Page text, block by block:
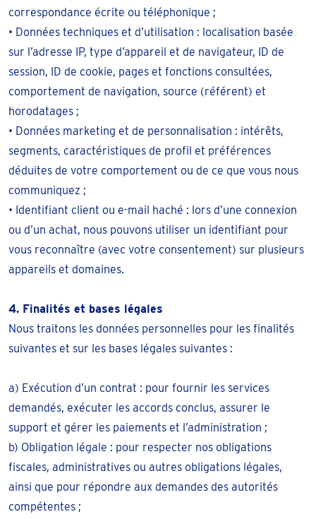
correspondance écrite ou téléphonique ;
• Données techniques et d’utilisation : localisation basée
sur l’adresse IP, type d’appareil et de navigateur, ID de
session, ID de cookie, pages et fonctions consultées,
comportement de navigation, source (référent) et
horodatages ;
• Données marketing et de personnalisation : intérêts,
segments, caractéristiques de profil et préférences
déduites de votre comportement ou de ce que vous nous
communiquez ;
• Identifiant client ou e-mail haché : lors d’une connexion
ou d’un achat, nous pouvons utiliser un identifiant pour
vous reconnaître (avec votre consentement) sur plusieurs
appareils et domaines.
4. Finalités et bases légales
Nous traitons les données personnelles pour les finalités
suivantes et sur les bases légales suivantes :
a) Exécution d’un contrat : pour fournir les services
demandés, exécuter les accords conclus, assurer le
support et gérer les paiements et l’administration ;
b) Obligation légale : pour respecter nos obligations
fiscales, administratives ou autres obligations légales,
ainsi que pour répondre aux demandes des autorités
compétentes ;